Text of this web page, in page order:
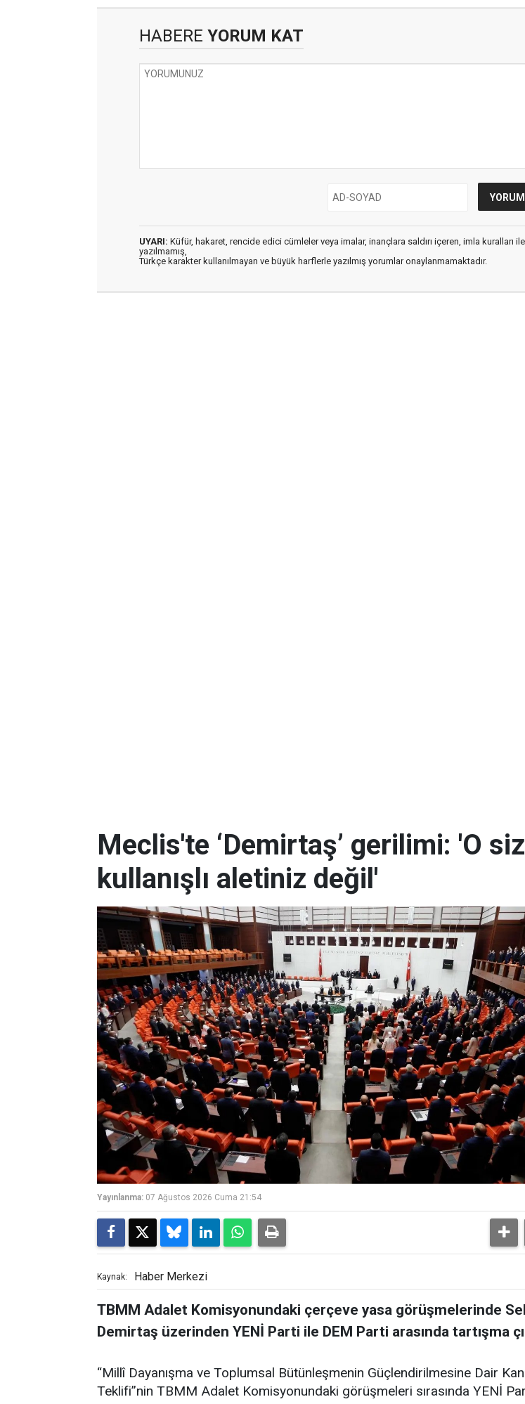
HABERE YORUM KAT
UYARI: Küfür, hakaret, rencide edici cümleler veya imalar, inançlara saldırı içeren, imla kuralları ile
yazılmamış,
Türkçe karakter kullanılmayan ve büyük harflerle yazılmış yorumlar onaylanmamaktadır.
Meclis'te ‘Demirtaş’ gerilimi: 'O
kullanışlı aletiniz değil'
Yayınlanma: 07 Ağustos 2026 Cuma 21:54
Kaynak: Haber Merkezi
TBMM Adalet Komisyonundaki çerçeve yasa görüşmelerinde
Demirtaş üzerinden YENİ Parti ile DEM Parti arasında tartışma
“Millî Dayanışma ve Toplumsal Bütünleşmenin Güçlendirilmesine Dair
Teklifi”nin TBMM Adalet Komisyonundaki görüşmeleri sırasında YENİ